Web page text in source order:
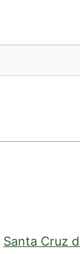
Santa Cruz